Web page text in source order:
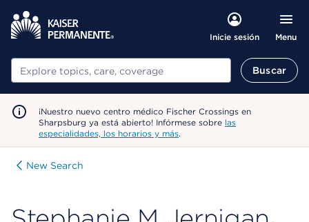
Inicie sesión Menu
Buscar Buscar
¡Nuestro nuevo centro médico Fischer Crossings en
Sharpsburg ya está abierto! Infórmese sobre las
especialidades, los horarios y más.
New Search